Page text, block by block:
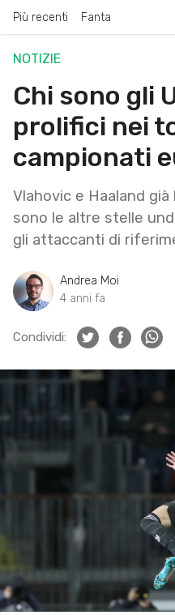
Più recenti Fanta
NOTIZIE
Chi sono gli
prolifici nei
campionati
Vlahovic e Haaland
sono le altre stelle
gli attaccanti di
Andrea Moi
4 anni fa
Condividi: